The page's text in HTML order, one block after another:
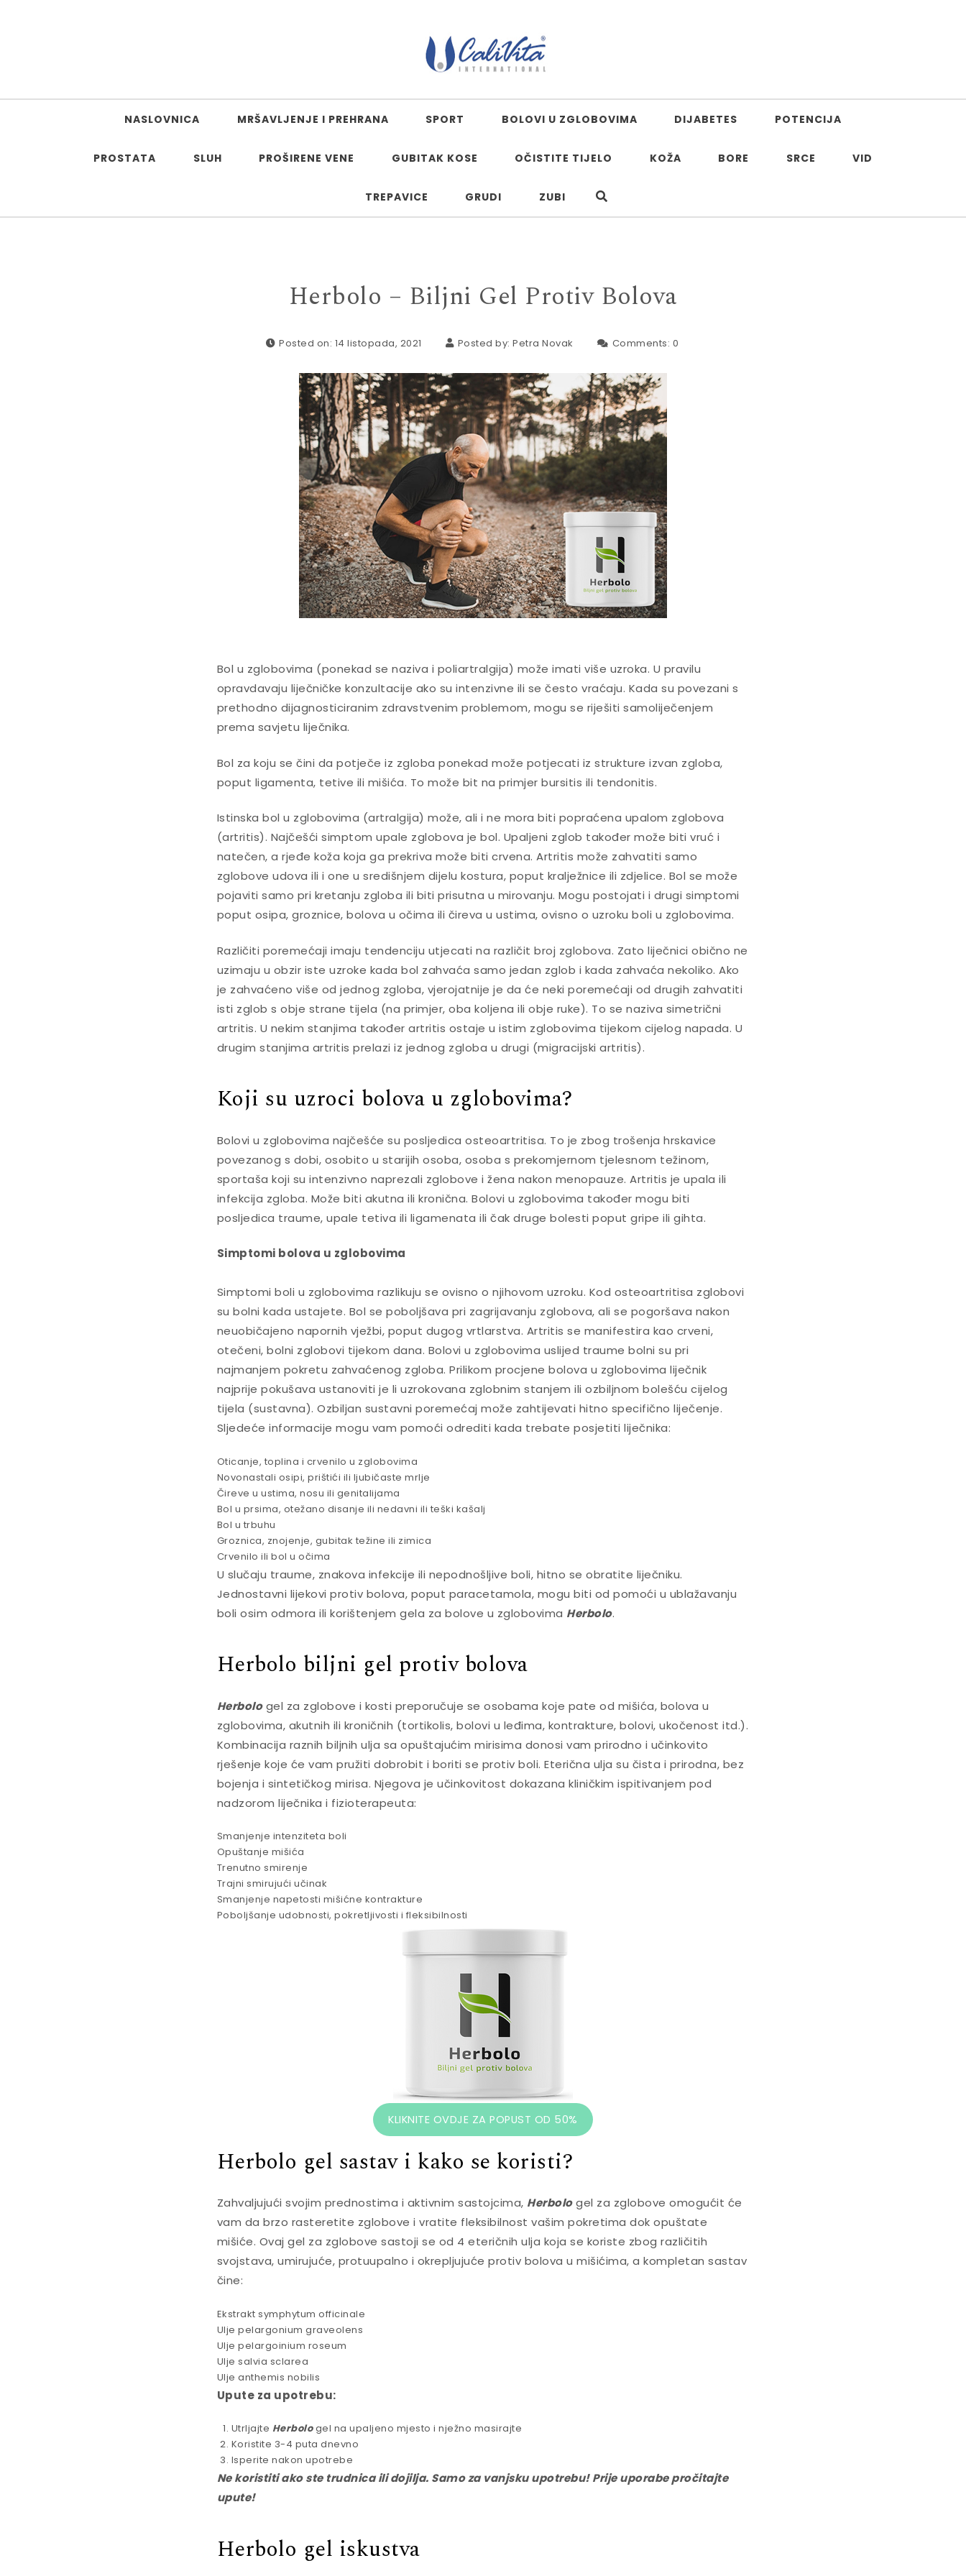
NASLOVNICA MRŠAVLJENJE I PREHRANA SPORT BOLOVI U ZGLOBOVIMA DIJABETES POTENCIJA
PROSTATA SLUH PROŠIRENE VENE GUBITAK KOSE OČISTITE TIJELO KOŽA BORE SRCE VID
TREPAVICE GRUDI ZUBI
Herbolo – Biljni Gel Protiv Bolova
Posted on: 14 listopada, 2021 Posted by:Petra Novak Comments: 0
Bol u zglobovima (ponekad se naziva i poliartralgija) može imati više uzroka. U pravilu
opravdavaju liječničke konzultacije ako su intenzivne ili se često vraćaju. Kada su povezani s
prethodno dijagnosticiranim zdravstvenim problemom, mogu se riješiti samoliječenjem
prema savjetu liječnika.
Bol za koju se čini da potječe iz zgloba ponekad može potjecati iz strukture izvan zgloba,
poput ligamenta, tetive ili mišića. To može bit na primjer bursitis ili tendonitis.
Istinska bol u zglobovima (artralgija) može, ali i ne mora biti popraćena upalom zglobova
(artritis). Najčešći simptom upale zglobova je bol. Upaljeni zglob također može biti vruć i
natečen, a rjeđe koža koja ga prekriva može biti crvena. Artritis može zahvatiti samo
zglobove udova ili i one u središnjem dijelu kostura, poput kralježnice ili zdjelice. Bol se može
pojaviti samo pri kretanju zgloba ili biti prisutna u mirovanju. Mogu postojati i drugi simptomi
poput osipa, groznice, bolova u očima ili čireva u ustima, ovisno o uzroku boli u zglobovima.
Različiti poremećaji imaju tendenciju utjecati na različit broj zglobova. Zato liječnici obično ne
uzimaju u obzir iste uzroke kada bol zahvaća samo jedan zglob i kada zahvaća nekoliko. Ako
je zahvaćeno više od jednog zgloba, vjerojatnije je da će neki poremećaji od drugih zahvatiti
isti zglob s obje strane tijela (na primjer, oba koljena ili obje ruke). To se naziva simetrični
artritis. U nekim stanjima također artritis ostaje u istim zglobovima tijekom cijelog napada. U
drugim stanjima artritis prelazi iz jednog zgloba u drugi (migracijski artritis).
Koji su uzroci bolova u zglobovima?
Bolovi u zglobovima najčešće su posljedica osteoartritisa. To je zbog trošenja hrskavice
povezanog s dobi, osobito u starijih osoba, osoba s prekomjernom tjelesnom težinom,
sportaša koji su intenzivno naprezali zglobove i žena nakon menopauze. Artritis je upala ili
infekcija zgloba. Može biti akutna ili kronična. Bolovi u zglobovima također mogu biti
posljedica traume, upale tetiva ili ligamenata ili čak druge bolesti poput gripe ili gihta.
Simptomi bolova u zglobovima
Simptomi boli u zglobovima razlikuju se ovisno o njihovom uzroku. Kod osteoartritisa zglobovi
su bolni kada ustajete. Bol se poboljšava pri zagrijavanju zglobova, ali se pogoršava nakon
neuobičajeno napornih vježbi, poput dugog vrtlarstva. Artritis se manifestira kao crveni,
otečeni, bolni zglobovi tijekom dana. Bolovi u zglobovima uslijed traume bolni su pri
najmanjem pokretu zahvaćenog zgloba. Prilikom procjene bolova u zglobovima liječnik
najprije pokušava ustanoviti je li uzrokovana zglobnim stanjem ili ozbiljnom bolešću cijelog
tijela (sustavna). Ozbiljan sustavni poremećaj može zahtijevati hitno specifično liječenje.
Sljedeće informacije mogu vam pomoći odrediti kada trebate posjetiti liječnika:
Oticanje, toplina i crvenilo u zglobovima
Novonastali osipi, prištići ili ljubičaste mrlje
Čireve u ustima, nosu ili genitalijama
Bol u prsima, otežano disanje ili nedavni ili teški kašalj
Bol u trbuhu
Groznica, znojenje, gubitak težine ili zimica
Crvenilo ili bol u očima
U slučaju traume, znakova infekcije ili nepodnošljive boli, hitno se obratite liječniku.
Jednostavni lijekovi protiv bolova, poput paracetamola, mogu biti od pomoći u ublažavanju
boli osim odmora ili korištenjem gela za bolove u zglobovima Herbolo.
Herbolo biljni gel protiv bolova
Herbologel za zglobove i kosti preporučuje se osobama koje pate od mišića, bolova u
zglobovima, akutnih ili kroničnih (tortikolis, bolovi u leđima, kontrakture, bolovi, ukočenost itd.).
Kombinacija raznih biljnih ulja sa opuštajućim mirisima donosi vam prirodno i učinkovito
rješenje koje će vam pružiti dobrobit i boriti se protiv boli. Eterična ulja su čista i prirodna, bez
bojenja i sintetičkog mirisa. Njegova je učinkovitost dokazana kliničkim ispitivanjem pod
nadzorom liječnika i fizioterapeuta:
Smanjenje intenziteta boli
Opuštanje mišića
Trenutno smirenje
Trajni smirujući učinak
Smanjenje napetosti mišićne kontrakture
Poboljšanje udobnosti, pokretljivosti i fleksibilnosti
KLIKNITE OVDJE ZA POPUST OD 50%
Herbolo gel sastav i kako se koristi?
Zahvaljujući svojim prednostima i aktivnim sastojcima, Herbologel za zglobove omogućit će
vam da brzo rasteretite zglobove i vratite fleksibilnost vašim pokretima dok opuštate
mišiće. Ovaj gel za zglobove sastoji se od 4 eteričnih ulja koja se koriste zbog različitih
svojstava, umirujuće, protuupalno i okrepljujuće protiv bolova u mišićima, a kompletan sastav
čine:
Ekstrakt symphytum officinale
Ulje pelargonium graveolens
Ulje pelargoinium roseum
Ulje salvia sclarea
Ulje anthemis nobilis
Upute za upotrebu:
Utrljajte Herbologel na upaljeno mjesto i nježno masirajte
Koristite 3-4 puta dnevno
Isperite nakon upotrebe
Ne koristiti ako ste trudnica ili dojilja. Samo za vanjsku upotrebu! Prije uporabe pročitajte
upute!
Herbolo gel iskustva